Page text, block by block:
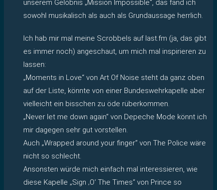
unserem Gelöbnis „Mission Impossible“, das fand ich
sowohl musikalisch als auch als Grundaussage herrlich.
Ich hab mir mal meine Scrobbels auf last.fm (ja, das gibt
es immer noch) angeschaut, um mich mal inspirieren zu
lassen:
„Moments in Love“ von Art Of Noise steht da ganz oben
auf der Liste, könnte von einer Bundeswehrkapelle aber
vielleicht ein bisschen zu öde rüberkommen.
„Never let me down again“ von Depeche Mode könnt ich
mir dagegen sehr gut vorstellen.
Auch „Wrapped around your finger“ von The Police wäre
nicht so schlecht.
Ansonsten würde mich einfach mal interessieren, wie
diese Kapelle „Sign ‚O‘ The Times“ von Prince so